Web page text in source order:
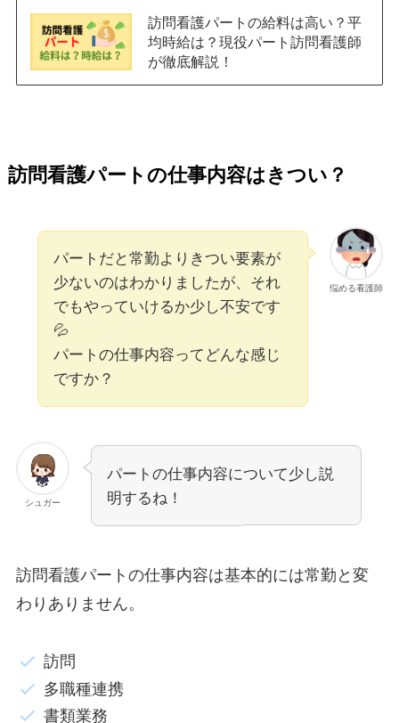
訪問看護パートの給料は高い？平
均時給は？現役パート訪問看護師
が徹底解説！
訪問看護パートの仕事内容はきつい？
悩める看護師
パートだと常勤よりきつい要素が
少ないのはわかりましたが、それ
でもやっていけるか少し不安です
💦
パートの仕事内容ってどんな感じ
ですか？
シュガー
パートの仕事内容について少し説
明するね！
訪問看護パートの仕事内容は基本的には常勤と変
わりありません。
訪問
多職種連携
書類業務